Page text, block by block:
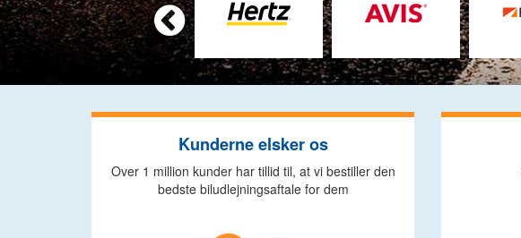

Kunderne elsker os
Over 1 million kunder har tillid til, at vi bestiller den
bedste biludlejningsaftale for dem